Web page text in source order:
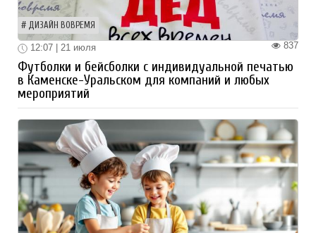
ДИЗАЙН ВОВРЕМЯ
837
12:07 | 21 июля
Футболки и бейсболки с индивидуальной печатью
в Каменске-Уральском для компаний и любых
мероприятий